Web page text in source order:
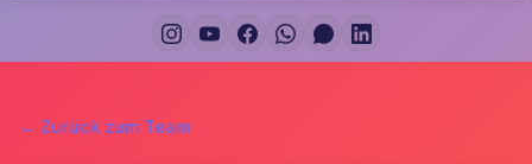
← Zurück zum Team